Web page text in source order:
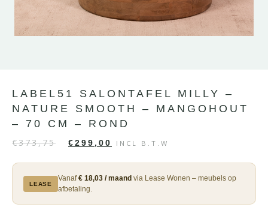
LABEL51 SALONTAFEL MILLY –
NATURE SMOOTH – MANGOHOUT
– 70 CM – ROND
€373,75 €299,00 INCL B.T.W
LEASE
Vanaf€ 18,03 / maand via Lease Wonen – meubels op
afbetaling.